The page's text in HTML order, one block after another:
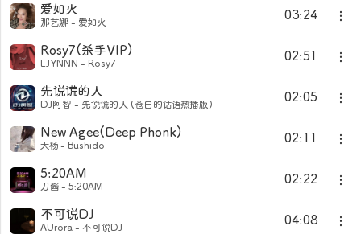
03:24
爱如火
那艺娜 - 爱如火
02:51
Rosy7(杀手VIP)
LJYNNN - Rosy7
02:05
先说谎的人
DJ阿智 - 先说谎的人 (苍白的话语热播版)
02:11
New Agee(Deep Phonk)
天杨 - Bushido
02:22
5:20AM
刀酱 - 5:20AM
04:08
不可说DJ
AUrora - 不可说DJ